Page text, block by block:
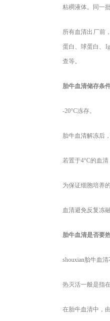
粘稠液体。同一
所有血清出厂前
蛋白、球蛋白、
查等。
胎牛血清储存条
-20°C冻存。
胎牛血清解冻后
若置于4°C的血清
为保证细胞培养
血清避免反复冻
胎牛血清是否要
shouxian胎牛血清
热灭活一般是指
在胎牛血清中，